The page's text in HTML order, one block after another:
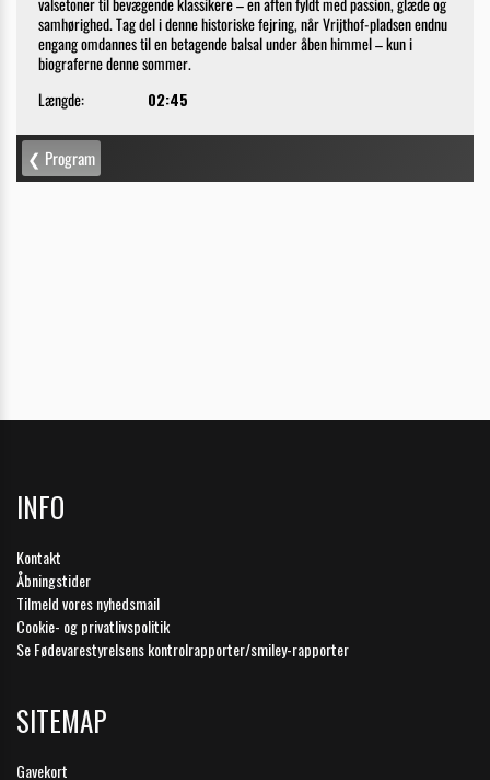
INFO
Kontakt
Åbningstider
Tilmeld vores nyhedsmail
Cookie- og privatlivspolitik
Se Fødevarestyrelsens kontrolrapporter/smiley-rapporter
SITEMAP
Gavekort